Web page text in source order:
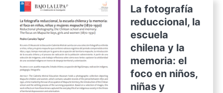
La fotografía
reduccional, la
escuela
chilena y la
memoria: el
foco en niños,
niñas y